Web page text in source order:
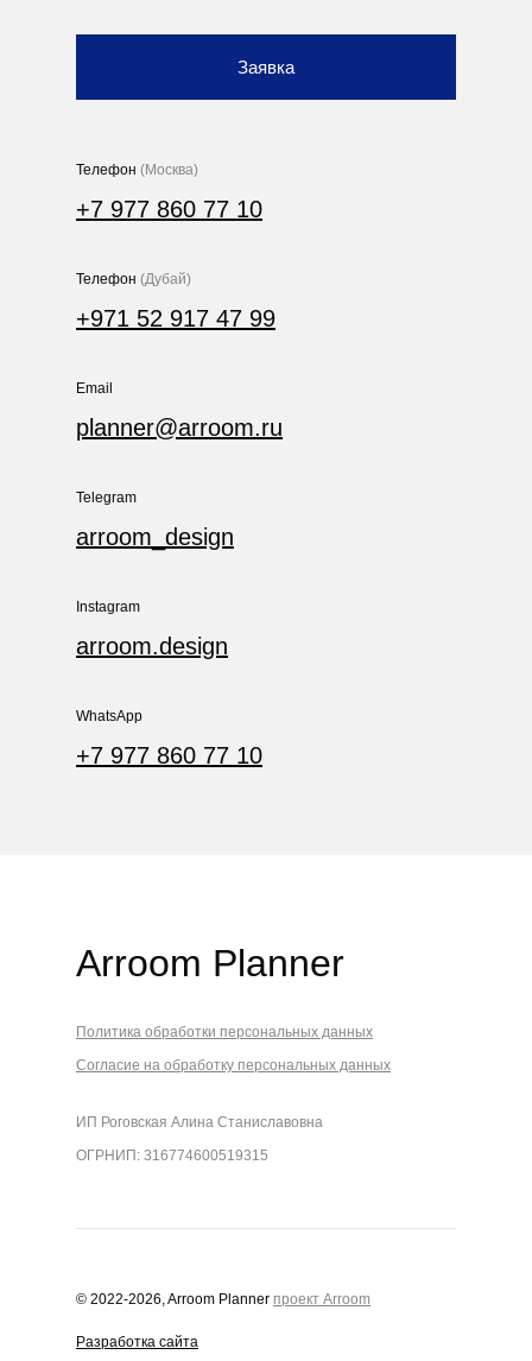
Заявка
Телефон (Москва)
+7 977 860 77 10
Телефон (Дубай)
+971 52 917 47 99
Email
planner@arroom.ru
WhatsApp
+7 977 860 77 10
Telegram
arroom_design
Instagram
arroom.design
Arroom Planner
ИП Роговская Алина Станиславовна
ОГРНИП: 316774600519315
Политика обработки персональных данных
Согласие на обработку персональных данных
© 2022-2026, Arroom Planner проект Arroom
Разработка сайта